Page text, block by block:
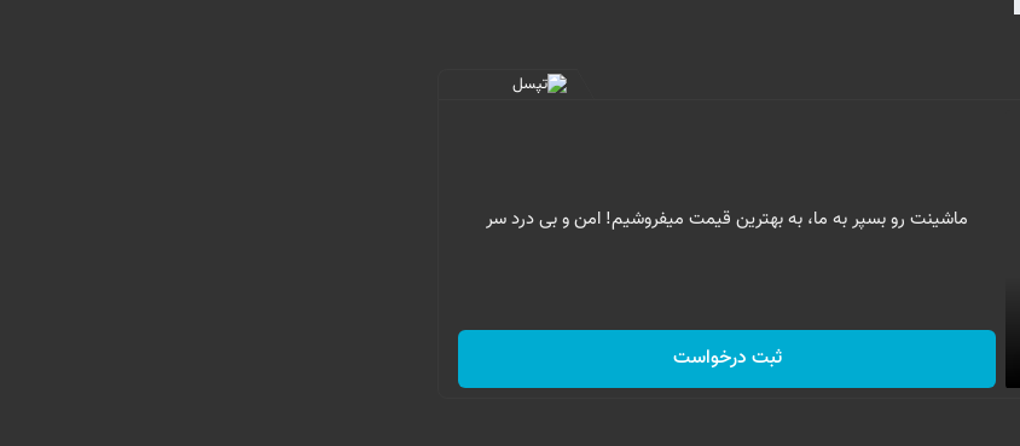
ماشینت رو بسپر به ما، به بهترین قیمت میفروشیم! امن و بی درد سر
ثبت درخواست